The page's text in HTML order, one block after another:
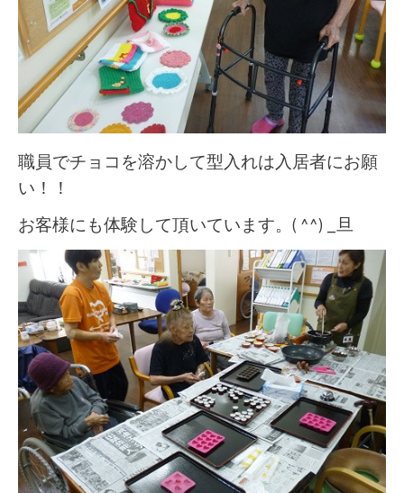
職員でチョコを溶かして型入れは入居者にお願
い！！
お客様にも体験して頂いています。( ^^) _旦